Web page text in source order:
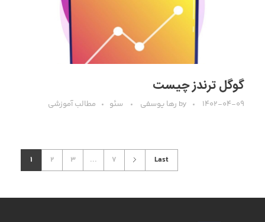
گوگل ترندز چیست
۱۴۰۲-۰۴-۰۹ by رها یوسفی سئو مطالب آموزشی
1 2 3 ... 7 Last